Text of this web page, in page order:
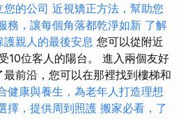
的公司 近視矯正方法，幫助您
務，讓每個角落都乾淨如新 了解
親人的最後安息 您可以從附近
10位客人的陽台。 進入兩個友好
前沿，您可以在那裡找到樓梯和
健康與養生，為老年人打造理想
擇，提供周到照護 搬家必看，了